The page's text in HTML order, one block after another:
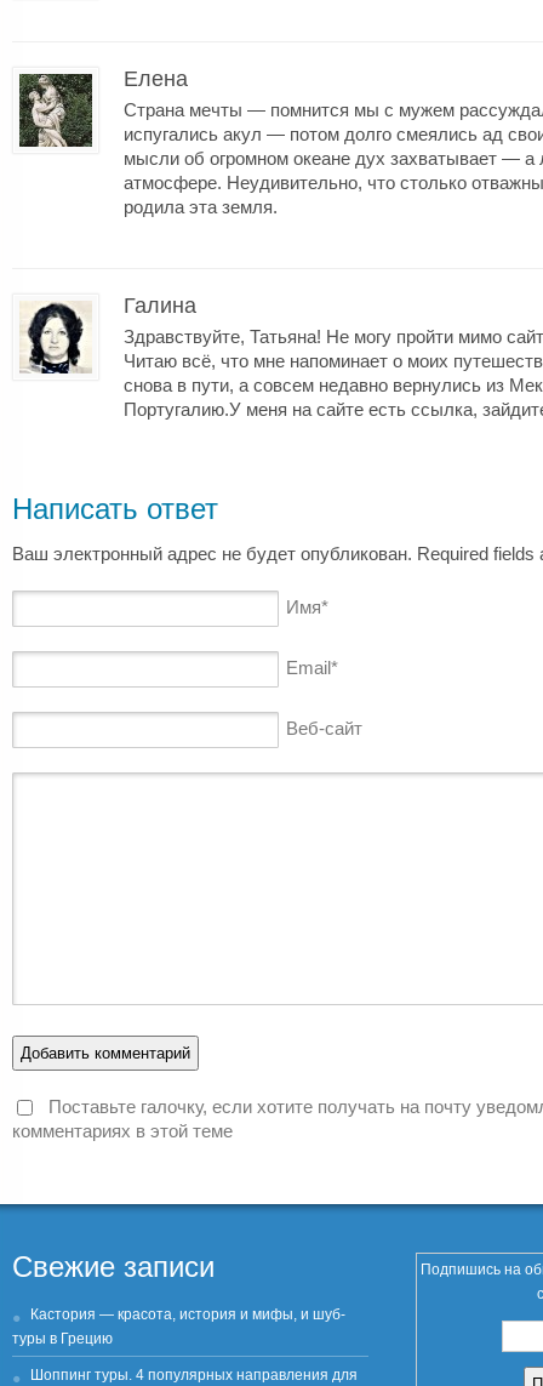
Елена
Страна мечты — помнится мы с мужем
испугались акул — потом долго смеялись ад
мысли об огромном океане дух захватывает — а
атмосфере. Неудивительно, что столько
родила эта земля.
Галина
Здравствуйте, Татьяна! Не могу пройти мимо
Читаю всё, что мне напоминает о моих
снова в пути, а совсем недавно вернулись из
Португалию.У меня на сайте есть ссылка,
Написать ответ
Ваш электронный адрес не будет опубликован. Required
Имя*
Email*
Веб-сайт
Поставьте галочку, если хотите получать на почту
комментариях в этой теме
Свежие записи
Кастория — красота, история и мифы, и шуб-
туры в Грецию
Шоппинг туры. 4 популярных направления для
Подпишись на